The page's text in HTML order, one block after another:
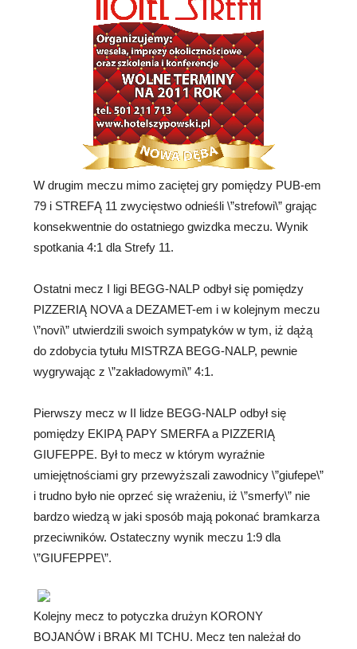
W drugim meczu mimo zaciętej gry pomiędzy PUB-em
79 i STREFĄ 11 zwycięstwo odnieśli \”strefowi\” grając
konsekwentnie do ostatniego gwizdka meczu. Wynik
spotkania 4:1 dla Strefy 11.
Ostatni mecz I ligi BEGG-NALP odbył się pomiędzy
PIZZERIĄ NOVA a DEZAMET-em i w kolejnym meczu
\”novi\” utwierdzili swoich sympatyków w tym, iż dążą
do zdobycia tytułu MISTRZA BEGG-NALP, pewnie
wygrywając z \”zakładowymi\” 4:1.
Pierwszy mecz w II lidze BEGG-NALP odbył się
pomiędzy EKIPĄ PAPY SMERFA a PIZZERIĄ
GIUFEPPE. Był to mecz w którym wyraźnie
umiejętnościami gry przewyższali zawodnicy \”giufepe\”
i trudno było nie oprzeć się wrażeniu, iż \”smerfy\” nie
bardzo wiedzą w jaki sposób mają pokonać bramkarza
przeciwników. Ostateczny wynik meczu 1:9 dla
\”GIUFEPPE\”.
Kolejny mecz to potyczka drużyn KORONY
BOJANÓW i BRAK MI TCHU. Mecz ten należał do